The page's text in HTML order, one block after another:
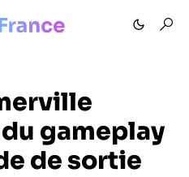
gameplay
de sortie